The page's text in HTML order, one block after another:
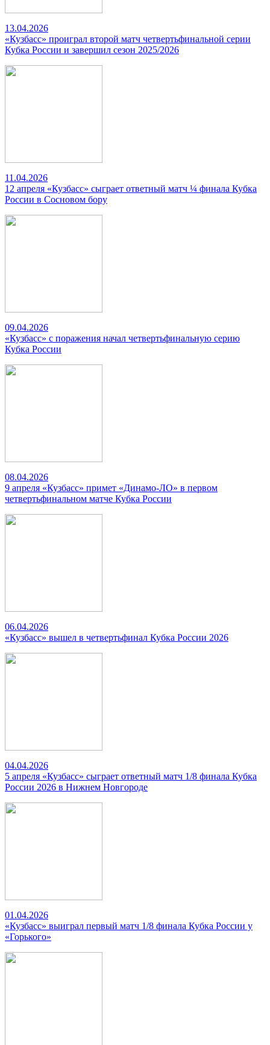
13.04.2026
«Кузбасс» проиграл второй матч четвертьфинальной серии
Кубка России и завершил сезон 2025/2026
11.04.2026
12 апреля «Кузбасс» сыграет ответный матч ¼ финала Кубка
России в Сосновом бору
09.04.2026
«Кузбасс» с поражения начал четвертьфинальную серию
Кубка России
08.04.2026
9 апреля «Кузбасс» примет «Динамо-ЛО» в первом
четвертьфинальном матче Кубка России
06.04.2026
«Кузбасс» вышел в четвертьфинал Кубка России 2026
04.04.2026
5 апреля «Кузбасс» сыграет ответный матч 1/8 финала Кубка
России 2026 в Нижнем Новгороде
01.04.2026
«Кузбасс» выиграл первый матч 1/8 финала Кубка России у
«Горького»